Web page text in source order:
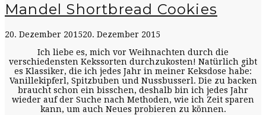
Mandel Shortbread Cookies
20. Dezember 201520. Dezember 2015
Ich liebe es, mich vor Weihnachten durch die
verschiedensten Kekssorten durchzukosten! Natürlich gibt
es Klassiker, die ich jedes Jahr in meiner Keksdose habe:
Vanillekipferl, Spitzbuben und Nussbusserl. Die zu backen
braucht schon ein bisschen, deshalb bin ich jedes Jahr
wieder auf der Suche nach Methoden, wie ich Zeit sparen
kann, um auch Neues probieren zu können.